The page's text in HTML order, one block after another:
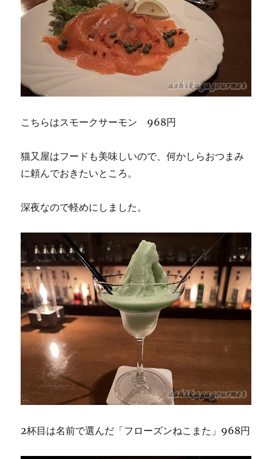
こちらはスモークサーモン 968円
猫又屋はフードも美味しいので、何かしらおつまみ
に頼んでおきたいところ。
深夜なので軽めにしました。
2杯目は名前で選んだ「フローズンねこまた」968円